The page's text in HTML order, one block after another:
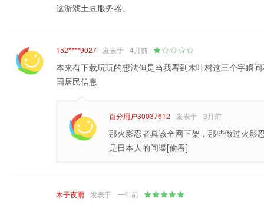
这游戏土豆服务器。
152****9027 发表于 4月前
本来有下载玩玩的想法但是当我看到木叶村这三个字瞬
国居民信息
百分用户30037612 发表于 3月前
那火影忍者真该全网下架，那些做过火影
是日本人的间谍[偷看]
木子夜雨 发表于 一年前